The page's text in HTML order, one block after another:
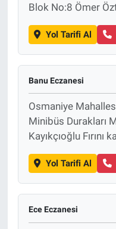
Blok No:8 Ömer
Yol Tarifi Al
Banu Eczanesi
Osmaniye
Minibüs Durakları
Kayıkçıoğlu Fırını
Yol Tarifi Al
Ece Eczanesi